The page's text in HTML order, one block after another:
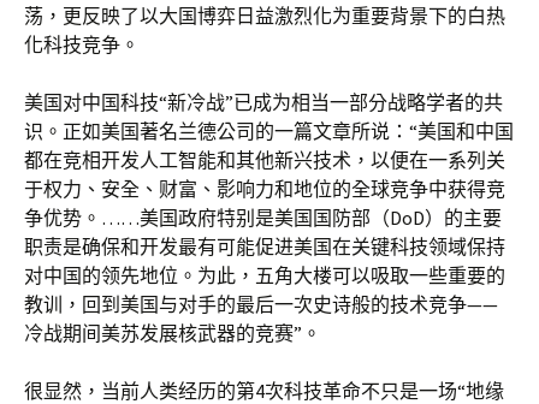
荡，更反映了以大国博弈日益激烈化为重要背景下的白热
化科技竞争。
美国对中国科技“新冷战”已成为相当一部分战略学者的共
识。正如美国著名兰德公司的一篇文章所说：“美国和中国
都在竞相开发人工智能和其他新兴技术，以便在一系列关
于权力、安全、财富、影响力和地位的全球竞争中获得竞
争优势。……美国政府特别是美国国防部（DoD）的主要
职责是确保和开发最有可能促进美国在关键科技领域保持
对中国的领先地位。为此，五角大楼可以吸取一些重要的
教训，回到美国与对手的最后一次史诗般的技术竞争——
冷战期间美苏发展核武器的竞赛”。
很显然，当前人类经历的第4次科技革命不只是一场“地缘